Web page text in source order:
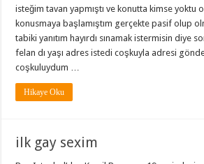
isteğim tavan yapmıştı ve konutta kimse yoktu
konusmaya başlamıştım gerçekte pasif olup
tabiki yanıtım hayırdı sınamak istermisin diye
felan dı yaşı adres istedi coşkuyla adresi
coşkuluydum …
Hikaye Oku
ilk gay sexim